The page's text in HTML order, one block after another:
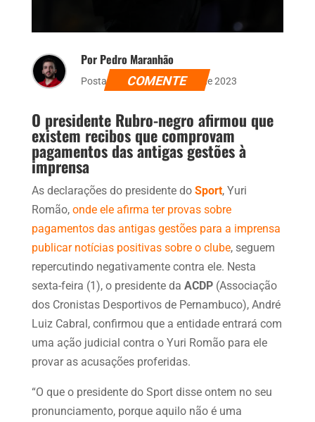
Por Pedro Maranhão
Postado dia 1 de dezembro de 2023
COMENTE
O presidente Rubro-negro afirmou que
existem recibos que comprovam
pagamentos das antigas gestões à
imprensa
As declarações do presidente do Sport, Yuri
Romão, onde ele afirma ter provas sobre
pagamentos das antigas gestões para a imprensa
publicar notícias positivas sobre o clube, seguem
repercutindo negativamente contra ele. Nesta
sexta-feira (1), o presidente da ACDP(Associação
dos Cronistas Desportivos de Pernambuco), André
Luiz Cabral, confirmou que a entidade entrará com
uma ação judicial contra o Yuri Romão para ele
provar as acusações proferidas.
“O que o presidente do Sport disse ontem no seu
pronunciamento, porque aquilo não é uma